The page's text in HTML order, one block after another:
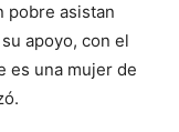
pobre asistan
apoyo, con el
es una mujer de